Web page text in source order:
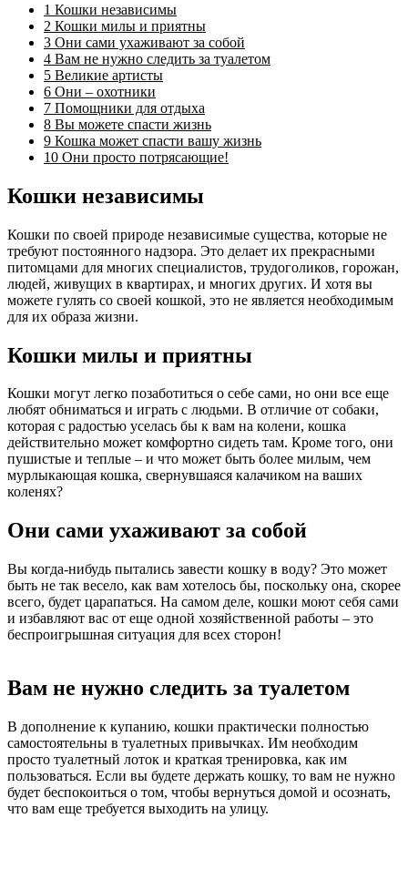
1 Кошки независимы
2 Кошки милы и приятны
3 Они сами ухаживают за собой
4 Вам не нужно следить за туалетом
5 Великие артисты
6 Они – охотники
7 Помощники для отдыха
8 Вы можете спасти жизнь
9 Кошка может спасти вашу жизнь
10 Они просто потрясающие!
Кошки независимы
Кошки по своей природе независимые существа, которые не
требуют постоянного надзора. Это делает их прекрасными
питомцами для многих специалистов, трудоголиков, горожан,
людей, живущих в квартирах, и многих других. И хотя вы
можете гулять со своей кошкой, это не является необходимым
для их образа жизни.
Кошки милы и приятны
Кошки могут легко позаботиться о себе сами, но они все еще
любят обниматься и играть с людьми. В отличие от собаки,
которая с радостью уселась бы к вам на колени, кошка
действительно может комфортно сидеть там. Кроме того, они
пушистые и теплые – и что может быть более милым, чем
мурлыкающая кошка, свернувшаяся калачиком на ваших
коленях?
Они сами ухаживают за собой
Вы когда-нибудь пытались завести кошку в воду? Это может
быть не так весело, как вам хотелось бы, поскольку она, скорее
всего, будет царапаться. На самом деле, кошки моют себя сами
и избавляют вас от еще одной хозяйственной работы – это
беспроигрышная ситуация для всех сторон!
Вам не нужно следить за туалетом
В дополнение к купанию, кошки практически полностью
самостоятельны в туалетных привычках. Им необходим
просто туалетный лоток и краткая тренировка, как им
пользоваться. Если вы будете держать кошку, то вам не нужно
будет беспокоиться о том, чтобы вернуться домой и осознать,
что вам еще требуется выходить на улицу.